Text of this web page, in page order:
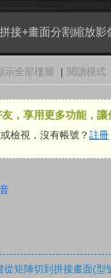
接+畫面分割縮放影
示全部樓層 | 閱讀模式
，享用更多功能，讓
檢視，沒有帳號？註冊
矩陣切到拼接畫面(型